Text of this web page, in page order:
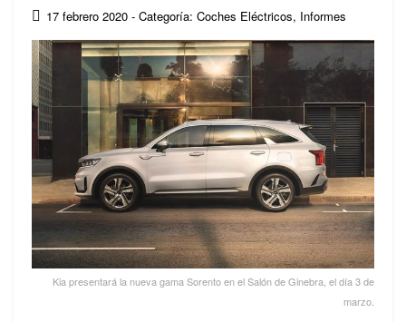
17 febrero 2020 - Categoría: Coches Eléctricos, Informes
Kia presentará la nueva gama Sorento en el Salón de Ginebra, el día 3 de
marzo.